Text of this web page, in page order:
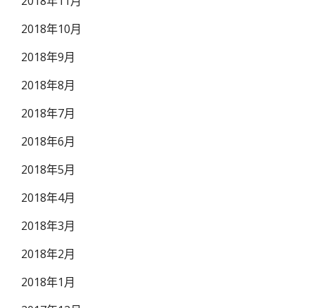
2018年10月
2018年9月
2018年8月
2018年7月
2018年6月
2018年5月
2018年4月
2018年3月
2018年2月
2018年1月